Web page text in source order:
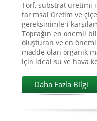
Torf, substrat üretimi
tarımsal üretim ve
gereksinimleri
Toprağın en önemli
oluşturan ve en önemli
madde olan organik
için ideal su ve hava
Daha Fazla Bilgi